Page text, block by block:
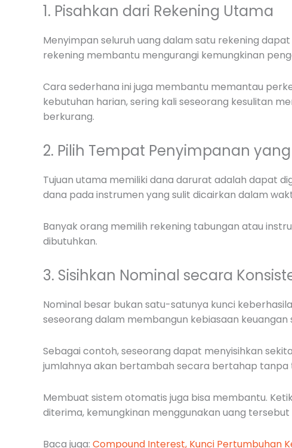
1. Pisahkan dari Rekening Utama
Menyimpan seluruh uang dalam satu rekening
rekening membantu mengurangi kemungkinan
Cara sederhana ini juga membantu memantau
kebutuhan harian, sering kali seseorang kesulitan
berkurang.
2. Pilih Tempat Penyimpanan
Tujuan utama memiliki dana darurat adalah dapat
dana pada instrumen yang sulit dicairkan dalam
Banyak orang memilih rekening tabungan atau
dibutuhkan.
3. Sisihkan Nominal secara
Nominal besar bukan satu-satunya kunci
seseorang dalam membangun kebiasaan keuangan
Sebagai contoh, seseorang dapat menyisihkan
jumlahnya akan bertambah secara bertahap
Membuat sistem otomatis juga bisa membantu.
diterima, kemungkinan menggunakan uang
Baca juga: Compound Interest, Kunci Pertumbuhan